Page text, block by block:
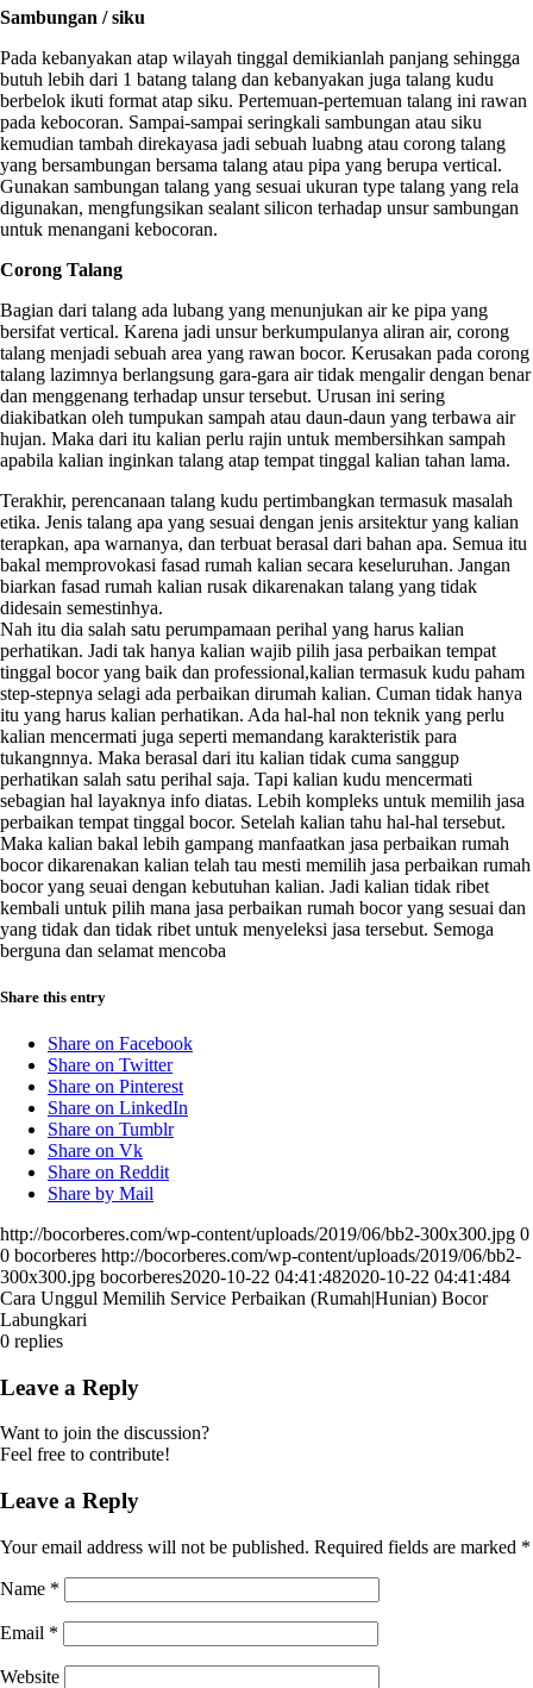
Sambungan / siku
Pada kebanyakan atap wilayah tinggal demikianlah panjang sehingga
butuh lebih dari 1 batang talang dan kebanyakan juga talang kudu
berbelok ikuti format atap siku. Pertemuan-pertemuan talang ini rawan
pada kebocoran. Sampai-sampai seringkali sambungan atau siku
kemudian tambah direkayasa jadi sebuah luabng atau corong talang
yang bersambungan bersama talang atau pipa yang berupa vertical.
Gunakan sambungan talang yang sesuai ukuran type talang yang rela
digunakan, mengfungsikan sealant silicon terhadap unsur sambungan
untuk menangani kebocoran.
Corong Talang
Bagian dari talang ada lubang yang menunjukan air ke pipa yang
bersifat vertical. Karena jadi unsur berkumpulanya aliran air, corong
talang menjadi sebuah area yang rawan bocor. Kerusakan pada corong
talang lazimnya berlangsung gara-gara air tidak mengalir dengan benar
dan menggenang terhadap unsur tersebut. Urusan ini sering
diakibatkan oleh tumpukan sampah atau daun-daun yang terbawa air
hujan. Maka dari itu kalian perlu rajin untuk membersihkan sampah
apabila kalian inginkan talang atap tempat tinggal kalian tahan lama.
Terakhir, perencanaan talang kudu pertimbangkan termasuk masalah
etika. Jenis talang apa yang sesuai dengan jenis arsitektur yang kalian
terapkan, apa warnanya, dan terbuat berasal dari bahan apa. Semua itu
bakal memprovokasi fasad rumah kalian secara keseluruhan. Jangan
biarkan fasad rumah kalian rusak dikarenakan talang yang tidak
didesain semestinhya.
Nah itu dia salah satu perumpamaan perihal yang harus kalian
perhatikan. Jadi tak hanya kalian wajib pilih jasa perbaikan tempat
tinggal bocor yang baik dan professional,kalian termasuk kudu paham
step-stepnya selagi ada perbaikan dirumah kalian. Cuman tidak hanya
itu yang harus kalian perhatikan. Ada hal-hal non teknik yang perlu
kalian mencermati juga seperti memandang karakteristik para
tukangnnya. Maka berasal dari itu kalian tidak cuma sanggup
perhatikan salah satu perihal saja. Tapi kalian kudu mencermati
sebagian hal layaknya info diatas. Lebih kompleks untuk memilih jasa
perbaikan tempat tinggal bocor. Setelah kalian tahu hal-hal tersebut.
Maka kalian bakal lebih gampang manfaatkan jasa perbaikan rumah
bocor dikarenakan kalian telah tau mesti memilih jasa perbaikan rumah
bocor yang seuai dengan kebutuhan kalian. Jadi kalian tidak ribet
kembali untuk pilih mana jasa perbaikan rumah bocor yang sesuai dan
yang tidak dan tidak ribet untuk menyeleksi jasa tersebut. Semoga
berguna dan selamat mencoba
Share this entry
Share on Facebook
Share on Twitter
Share on Pinterest
Share on LinkedIn
Share on Tumblr
Share on Vk
Share on Reddit
Share by Mail
http://bocorberes.com/wp-content/uploads/2019/06/bb2-300x300.jpg 0
0 bocorberes http://bocorberes.com/wp-content/uploads/2019/06/bb2-
300x300.jpg bocorberes2020-10-22 04:41:482020-10-22 04:41:484
Cara Unggul Memilih Service Perbaikan (Rumah|Hunian) Bocor
Labungkari
0 replies
Leave a Reply
Want to join the discussion?
Feel free to contribute!
Leave a Reply
Your email address will not be published. Required fields are marked *
Name *
Email *
Website